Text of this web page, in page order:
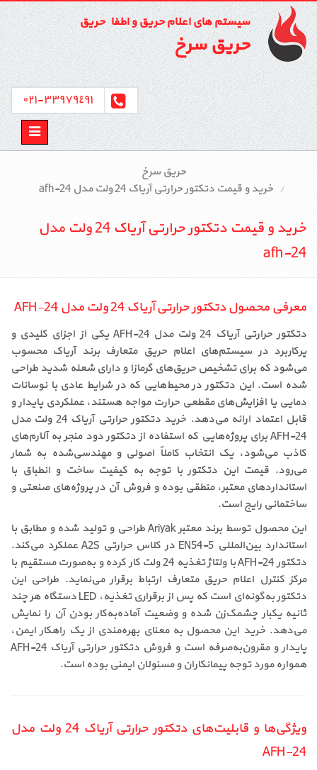
سیستم های اعلام حریق و اطفاء حریق
حریق سرخ
٣٣٩٧٩٤٩١-٠٢١
Toggle
حریق سرخ
خرید و قیمت دتکتور حرارتی آریاک 24 ولت مدل afh-24
خرید و قیمت دتکتور حرارتی آریاک 24 ولت مدل
afh-24
معرفی محصول دتکتور حرارتی آریاک 24 ولت مدل AFH-24
دتکتور حرارتی آریاک 24 ولت مدل AFH-24 یکی از اجزای کلیدی و
پرکاربرد در سیستم‌های اعلام حریق متعارف برند آریاک محسوب
می‌شود که برای تشخیص حریق‌های گرمازا و دارای شعله شدید طراحی
شده است. این دتکتور در محیط‌هایی که در شرایط عادی با نوسانات
دمایی یا افزایش‌های مقطعی حرارت مواجه هستند، عملکردی پایدار و
قابل اعتماد ارائه می‌دهد. خرید دتکتور حرارتی آریاک 24 ولت مدل
AFH-24 برای پروژه‌هایی که استفاده از دتکتور دود منجر به آلارم‌های
کاذب می‌شود، یک انتخاب کاملاً اصولی و مهندسی‌شده به شمار
می‌رود. قیمت این دتکتور با توجه به کیفیت ساخت و انطباق با
استانداردهای معتبر، منطقی بوده و فروش آن در پروژه‌های صنعتی و
ساختمانی رایج است.
این محصول توسط برند معتبر Ariyak طراحی و تولید شده و مطابق با
استاندارد بین‌المللی EN54-5 در کلاس حرارتی A2S عملکرد می‌کند.
دتکتور AFH-24 با ولتاژ تغذیه 24 ولت کار کرده و به‌صورت مستقیم با
مرکز کنترل اعلام حریق متعارف ارتباط برقرار می‌نماید. طراحی این
دتکتور به‌گونه‌ای است که پس از برقراری تغذیه، LED دستگاه هر چند
ثانیه یکبار چشمک‌زن شده و وضعیت آماده‌به‌کار بودن آن را نمایش
می‌دهد. خرید این محصول به معنای بهره‌مندی از یک راهکار ایمن،
پایدار و مقرون‌به‌صرفه است و فروش دتکتور حرارتی آریاک AFH-24
همواره مورد توجه پیمانکاران و مسئولان ایمنی بوده است.
ویژگی‌ها و قابلیت‌های دتکتور حرارتی آریاک 24 ولت مدل
AFH-24